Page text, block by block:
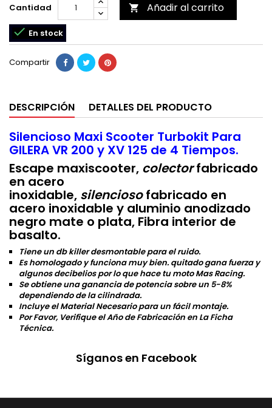
Cantidad  Añadir al carrito
 En stock
Compartir
DESCRIPCIÓN DETALLES DEL PRODUCTO
Silencioso Maxi Scooter Turbokit Para
GILERA VR 200 y XV 125 de 4 Tiempos.
Escape maxiscooter, colectorfabricado
en acero
inoxidable, silenciosofabricado en
acero inoxidable y aluminio anodizado
negro mate o plata, Fibra interior de
basalto.
Tiene un db killer desmontable para el ruido.
Es homologado y funciona muy bien. quitado gana fuerza y
algunos decibelios por lo que hace tu moto Mas Racing.
Se obtiene una ganancia de potencia sobre un 5-8%
dependiendo de la cilindrada.
Incluye el Material Necesario para un fácil montaje.
Por Favor, Verifique el Año de Fabricación en La Ficha
Técnica.
Síganos en Facebook